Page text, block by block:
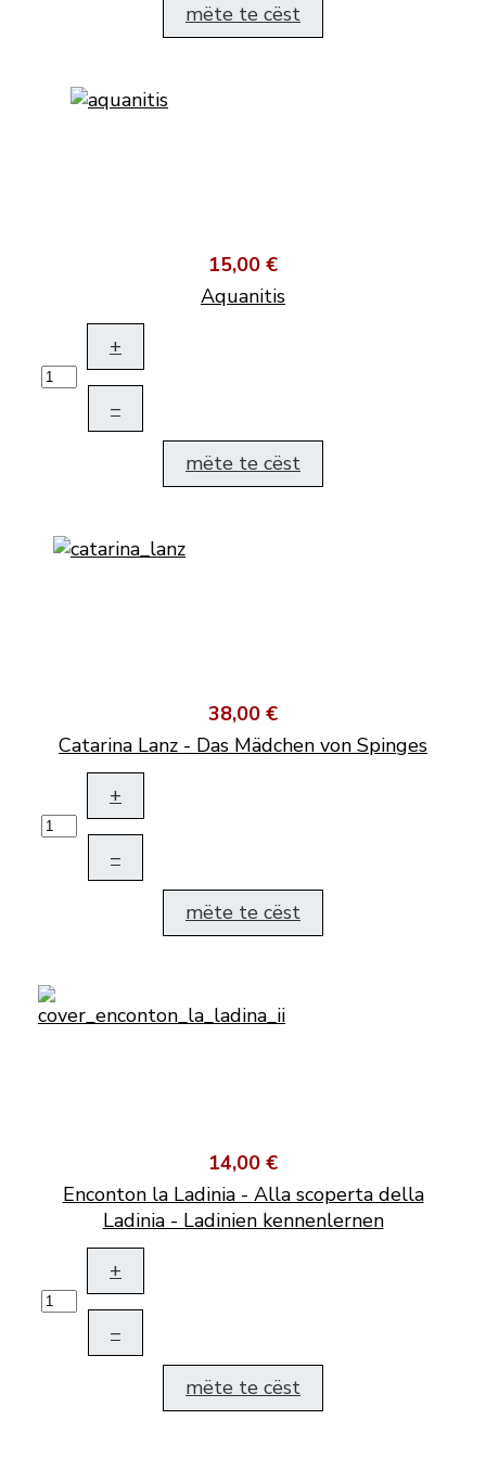
mëte te cëst
15,00 €
Aquanitis
+
–
mëte te cëst
38,00 €
Catarina Lanz - Das Mädchen von Spinges
+
–
mëte te cëst
14,00 €
Enconton la Ladinia - Alla scoperta della
Ladinia - Ladinien kennenlernen
+
–
mëte te cëst